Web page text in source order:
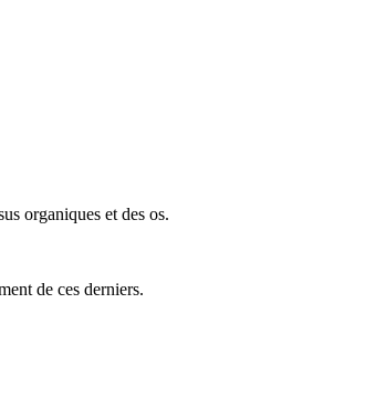
organiques et des os.
de ces derniers.